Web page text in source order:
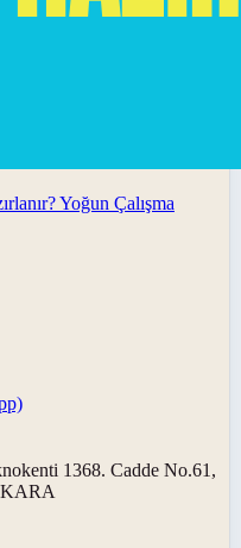
Yoğun Çalışma
1368. Cadde No.61,